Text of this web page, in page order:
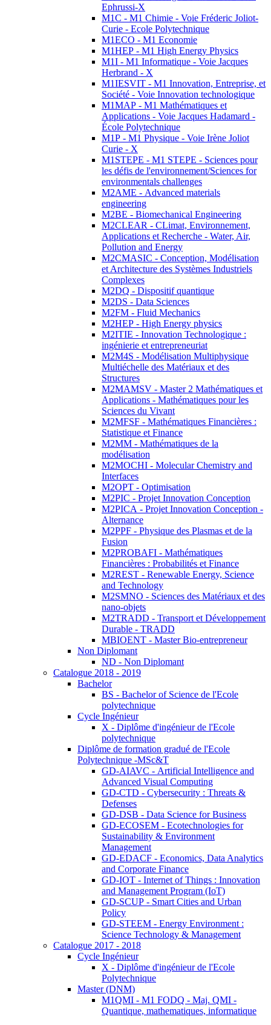
Ephrussi-X
M1C - M1 Chimie - Voie Fréderic Joliot-
Curie - Ecole Polytechnique
M1ECO - M1 Economie
M1HEP - M1 High Energy Physics
M1I - M1 Informatique - Voie Jacques
Herbrand - X
M1IESVIT - M1 Innovation, Entreprise, et
Société - Voie Innovation technologique
M1MAP - M1 Mathématiques et
Applications - Voie Jacques Hadamard -
École Polytechnique
M1P - M1 Physique - Voie Irène Joliot
Curie - X
M1STEPE - M1 STEPE - Sciences pour
les défis de l'environnement/Sciences for
environmentals challenges
M2AME - Advanced materials
engineering
M2BE - Biomechanical Engineering
M2CLEAR - CLimat, Environnement,
Applications et Recherche - Water, Air,
Pollution and Energy
M2CMASIC - Conception, Modélisation
et Architecture des Systèmes Industriels
Complexes
M2DQ - Dispositif quantique
M2DS - Data Sciences
M2FM - Fluid Mechanics
M2HEP - High Energy physics
M2ITIE - Innovation Technologique :
ingénierie et entrepreneuriat
M2M4S - Modélisation Multiphysique
Multiéchelle des Matériaux et des
Structures
M2MAMSV - Master 2 Mathématiques et
Applications - Mathématiques pour les
Sciences du Vivant
M2MFSF - Mathématiques Financières :
Statistique et Finance
M2MM - Mathématiques de la
modélisation
M2MOCHI - Molecular Chemistry and
Interfaces
M2OPT - Optimisation
M2PIC - Projet Innovation Conception
M2PICA - Projet Innovation Conception -
Alternance
M2PPF - Physique des Plasmas et de la
Fusion
M2PROBAFI - Mathématiques
Financières : Probabilités et Finance
M2REST - Renewable Energy, Science
and Technology
M2SMNO - Sciences des Matériaux et des
nano-objets
M2TRADD - Transport et Développement
Durable - TRADD
MBIOENT - Master Bio-entrepreneur
Non Diplomant
ND - Non Diplomant
Catalogue 2018 - 2019
Bachelor
BS - Bachelor of Science de l'Ecole
polytechnique
Cycle Ingénieur
X - Diplôme d'ingénieur de l'Ecole
polytechnique
Diplôme de formation gradué de l'Ecole
Polytechnique -MSc&T
GD-AIAVC - Artificial Intelligence and
Advanced Visual Computing
GD-CTD - Cybersecurity : Threats &
Defenses
GD-DSB - Data Science for Business
GD-ECOSEM - Ecotechnologies for
Sustainability & Environment
Management
GD-EDACF - Economics, Data Analytics
and Corporate Finance
GD-IOT - Internet of Things : Innovation
and Management Program (IoT)
GD-SCUP - Smart Cities and Urban
Policy
GD-STEEM - Energy Environment :
Science Technology & Management
Catalogue 2017 - 2018
Cycle Ingénieur
X - Diplôme d'ingénieur de l'Ecole
Polytechnique
Master (DNM)
M1QMI - M1 FODQ - Maj. QMI -
Quantique, mathematiques, informatique